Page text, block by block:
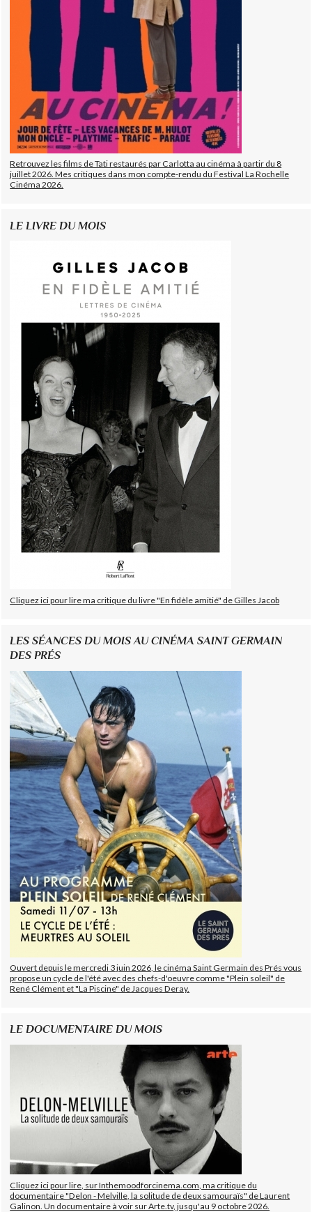
Retrouvez les films de Tati restaurés par Carlotta au cinéma à partir du 8
juillet 2026. Mes critiques dans mon compte-rendu du Festival La Rochelle
Cinéma 2026.
LE LIVRE DU MOIS
Cliquez ici pour lire ma critique du livre "En fidèle amitié" de Gilles Jacob
LES SÉANCES DU MOIS AU CINÉMA SAINT GERMAIN
DES PRÉS
Ouvert depuis le mercredi 3 juin 2026, le cinéma Saint Germain des Prés vous
propose un cycle de l'été avec des chefs-d'oeuvre comme "Plein soleil" de
René Clément et "La Piscine" de Jacques Deray.
LE DOCUMENTAIRE DU MOIS
Cliquez ici pour lire, sur Inthemoodforcinema.com, ma critique du
documentaire "Delon - Melville, la solitude de deux samouraïs" de Laurent
Galinon. Un documentaire à voir sur Arte.tv, jusqu'au 9 octobre 2026.